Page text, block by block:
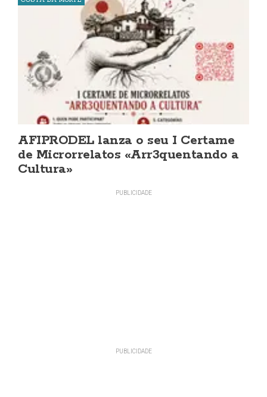
AFIPRODEL lanza o seu I Certame
de Microrrelatos «Arr3quentando a
Cultura»